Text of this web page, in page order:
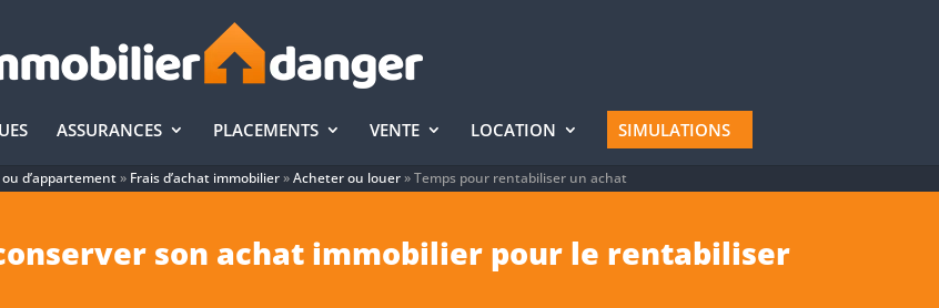
ASSURANCES PLACEMENTS VENTE LOCATION SIMULATIONS
d’appartement» Frais d’achat immobilier»Acheter ou louer»Temps pour rentabiliser un achat
son achat immobilier pour le rentabiliser